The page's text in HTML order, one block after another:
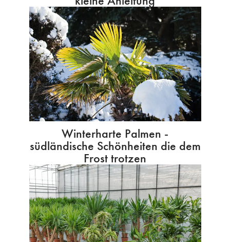
Winterharte Palmen -
südländische Schönheiten die dem
Frost trotzen